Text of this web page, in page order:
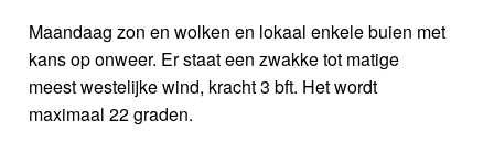
Maandaag zon en wolken en lokaal enkele buien met
kans op onweer. Er staat een zwakke tot matige
meest westelijke wind, kracht 3 bft. Het wordt
maximaal 22 graden.